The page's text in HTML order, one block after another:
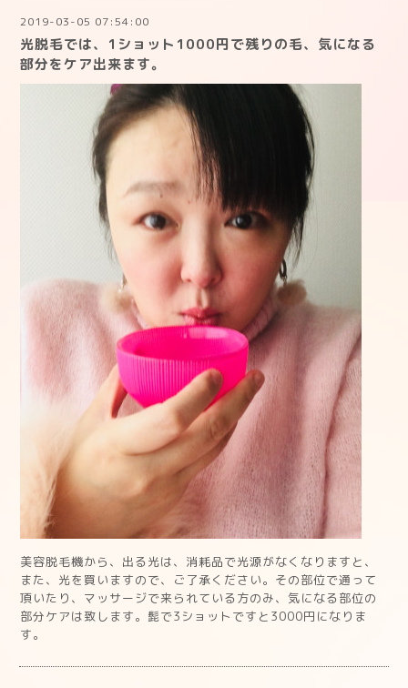
2019-03-05 07:54:00
光脱毛では、1ショット1000円で残りの毛、気になる
部分をケア出来ます。
美容脱毛機から、出る光は、消耗品で光源がなくなりますと、
また、光を買いますので、ご了承ください。その部位で通って
頂いたり、マッサージで来られている方のみ、気になる部位の
部分ケアは致します。髭で3ショットですと3000円になりま
す。